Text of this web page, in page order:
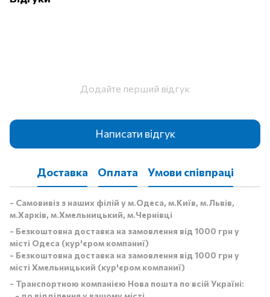
Додайте перший відгук
Написати відгук
Доставка Оплата Умови співпраці
- Самовивіз з наших філій у м.Одеса, м.Київ, м.Львів,
м.Харків, м.Хмельницький, м.Чернівці
- Безкоштовна доставка на замовлення від 1000 грн у
місті Одеса (кур'єром компаниї)
- Безкоштовна доставка на замовлення від 1000 грн у
місті Хмельницький (кур'єром компаниї)
- Транспортною компанією Нова пошта по всій Україні: